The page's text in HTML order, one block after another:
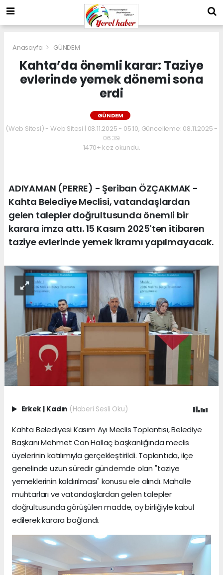
Anasayfa GÜNDEM
Kahta’da önemli karar: Taziye
evlerinde yemek dönemi sona
erdi
GÜNDEM
(Web Sitesi) - Web Sitesi | 08.11.2025 - 05:10, Güncelleme: 08.11.2025 -
06:39
1470+ kez okundu.
ADIYAMAN (PERRE) - Şeriban ÖZÇAKMAK -
Kahta Belediye Meclisi, vatandaşlardan
gelen talepler doğrultusunda önemli bir
karara imza attı. 15 Kasım 2025'ten itibaren
taziye evlerinde yemek ikramı yapılmayacak.
Erkek | Kadın (Haberi Sesli Oku)
Kahta Belediyesi Kasım Ayı Meclis Toplantısı, Belediye
Başkanı Mehmet Can Hallaç başkanlığında meclis
üyelerinin katılımıyla gerçekleştirildi. Toplantıda, ilçe
genelinde uzun süredir gündemde olan "taziye
yemeklerinin kaldırılması" konusu ele alındı. Mahalle
muhtarları ve vatandaşlardan gelen talepler
doğrultusunda görüşülen madde, oy birliğiyle kabul
edilerek karara bağlandı.